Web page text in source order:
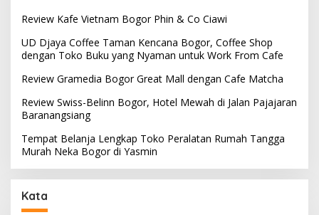
Review Kafe Vietnam Bogor Phin & Co Ciawi
UD Djaya Coffee Taman Kencana Bogor, Coffee Shop
dengan Toko Buku yang Nyaman untuk Work From Cafe
Review Gramedia Bogor Great Mall dengan Cafe Matcha
Review Swiss-Belinn Bogor, Hotel Mewah di Jalan Pajajaran
Baranangsiang
Tempat Belanja Lengkap Toko Peralatan Rumah Tangga
Murah Neka Bogor di Yasmin
Kata